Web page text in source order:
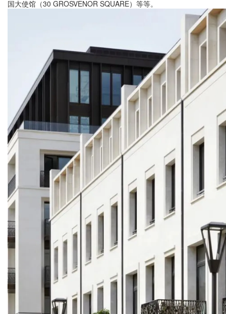
国大使馆（30 GROSVENOR SQUARE）等等。